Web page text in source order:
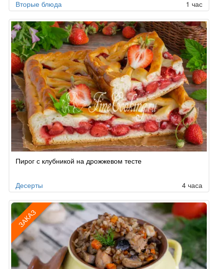
Вторые блюда 1 час
Пирог с клубникой на дрожжевом тесте
Десерты 4 часа
ЗАКАЗ